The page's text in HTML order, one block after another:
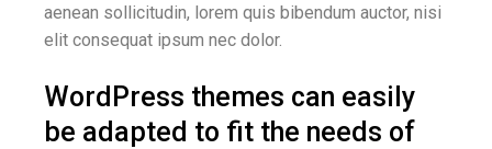
aenean sollicitudin, lorem quis bibendum auctor, nisi
elit consequat ipsum nec dolor.
WordPress themes can easily
be adapted to fit the needs of